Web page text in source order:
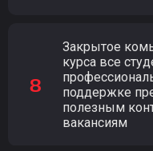
Закрытое
курса все
поддержке
полезным
вакансиям